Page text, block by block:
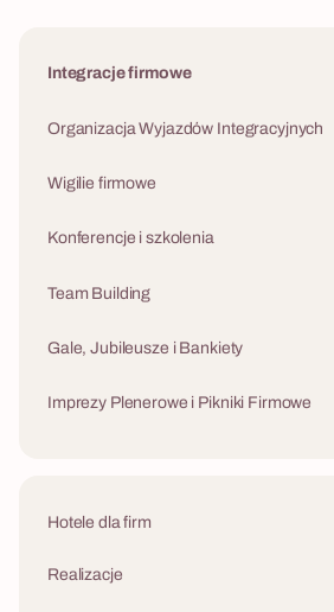
Integracje firmowe
Organizacja Wyjazdów Integracyjnych
Wigilie firmowe
Konferencje i szkolenia
Team Building
Gale, Jubileusze i Bankiety
Imprezy Plenerowe i Pikniki Firmowe
Hotele dla firm
Realizacje